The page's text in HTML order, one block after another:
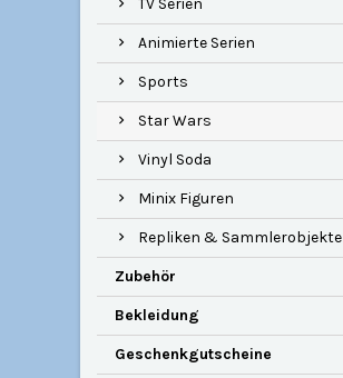
TV Serien
Animierte Serien
Sports
Star Wars
Vinyl Soda
Minix Figuren
Repliken & Sammlerobjekte
Zubehör
Bekleidung
Geschenkgutscheine